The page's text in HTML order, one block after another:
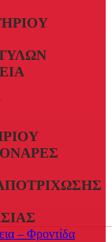
– Φροντίδα